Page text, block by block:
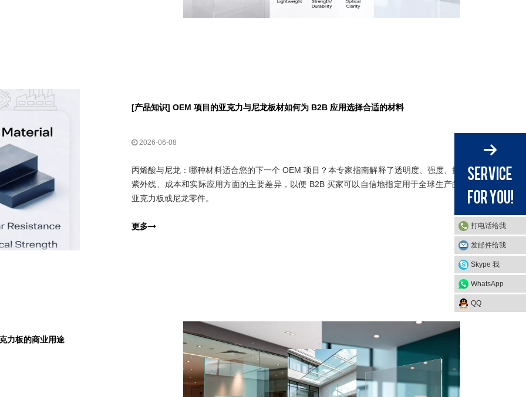
[产品知识] OEM 项目的亚克力与尼龙板材如何为 B2B 应用选择合适的材料
2026-06-08
丙烯酸与尼龙：哪种材料适合您的下一个 OEM 项目？本专家指南解释了透明度、强度、抗
紫外线、成本和实际应用方面的主要差异，以便 B2B 买家可以自信地指定用于全球生产的
亚克力板或尼龙零件。
更多
力板的商业用途
打电话给我
发邮件给我
Skype 我
WhatsApp
QQ